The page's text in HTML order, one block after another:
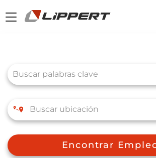
Toggle
navigation
Encontrar